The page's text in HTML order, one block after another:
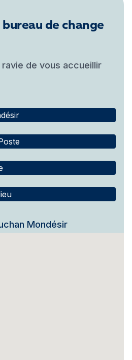
de change
de vous accueillir
Mondésir